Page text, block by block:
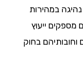
במהירות
ייעוץ
בחוק